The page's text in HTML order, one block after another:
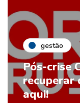
gestão
Pós-crise
recuperar
aqui!